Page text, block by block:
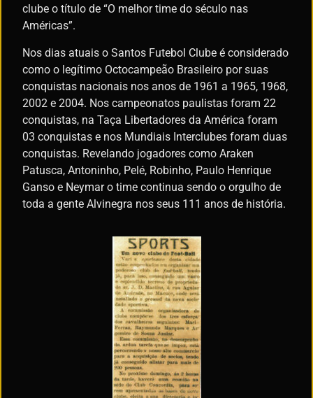
clube o título de “O melhor time do século nas
Américas”.
Nos dias atuais o Santos Futebol Clube é considerado
como o legítimo Octocampeão Brasileiro por suas
conquistas nacionais nos anos de 1961 a 1965, 1968,
2002 e 2004. Nos campeonatos paulistas foram 22
conquistas, na Taça Libertadores da América foram
03 conquistas e nos Mundiais Interclubes foram duas
conquistas. Revelando jogadores como Araken
Patusca, Antoninho, Pelé, Robinho, Paulo Henrique
Ganso e Neymar o time continua sendo o orgulho de
toda a gente Alvinegra nos seus 111 anos de história.